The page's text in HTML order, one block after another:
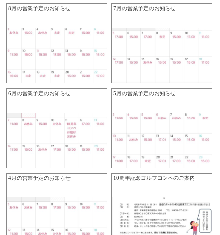
8月の営業予定のお知らせ 7月の営業予定のお知らせ
6月の営業予定のお知らせ 5月の営業予定のお知らせ
4月の営業予定のお知らせ 10周年記念ゴルフコンペのご案内